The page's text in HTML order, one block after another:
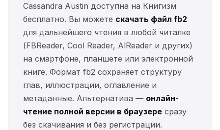
Cassandra Austin доступна на Книгизм
бесплатно. Вы можете скачать файл fb2
для дальнейшего чтения в любой читалке
(FBReader, Cool Reader, AlReader и других)
на смартфоне, планшете или электронной
книге. Формат fb2 сохраняет структуру
глав, иллюстрации, оглавление и
метаданные. Альтернатива — онлайн-
чтение полной версии в браузере сразу
без скачивания и без регистрации.